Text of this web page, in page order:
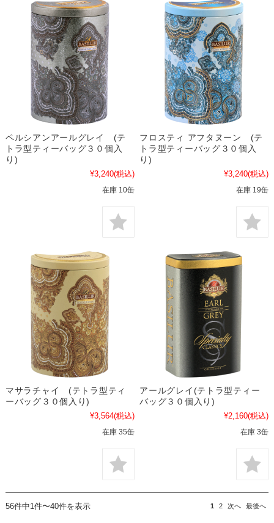
ペルシアンアールグレイ (テ
トラ型ティーバッグ３０個入
り)
¥3,240(税込)
在庫 10缶
フロスティ アフタヌーン (テ
トラ型ティーバッグ３０個入
り)
¥3,240(税込)
在庫 19缶
マサラチャイ (テトラ型ティ
ーバッグ３０個入り)
¥3,564(税込)
在庫 35缶
アールグレイ(テトラ型ティー
バッグ３０個入り)
¥2,160(税込)
在庫 3缶
56件中1件〜40件を表示 1 2 次へ 最後へ